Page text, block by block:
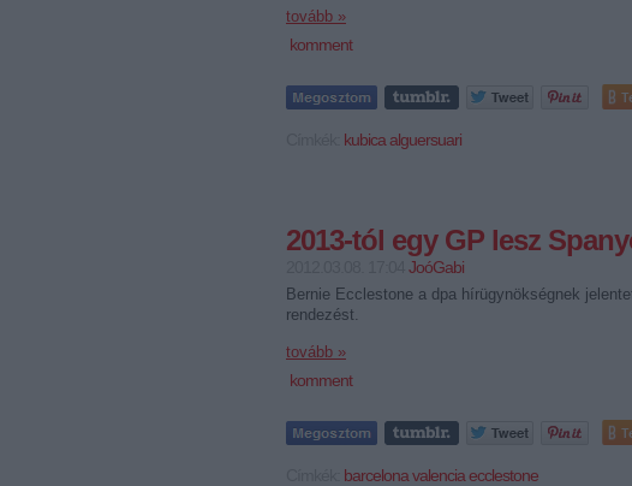
tovább »
komment
kubica alguersuari
2013-tól egy GP lesz
JoóGabi
Bernie Ecclestone a dpa hírügynökségnek
rendezést.
tovább »
komment
barcelonavalenciaecclestone